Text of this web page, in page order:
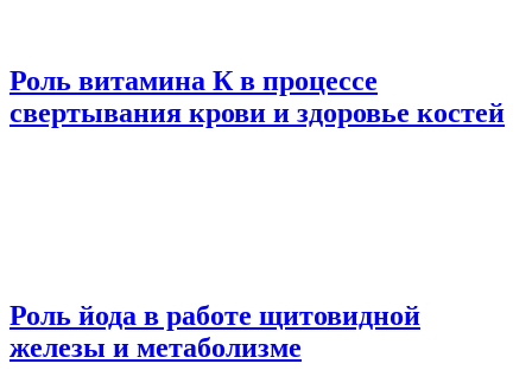
Роль витамина К в процессе
свертывания крови и здоровье костей
Роль йода в работе щитовидной
железы и метаболизме